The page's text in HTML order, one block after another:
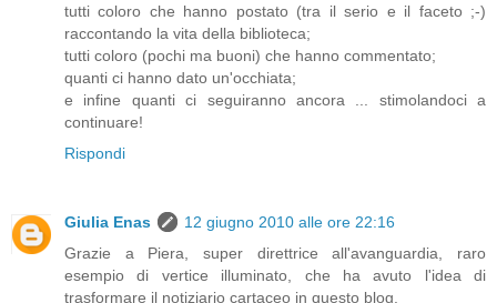
tutti coloro che hanno postato (tra il serio e il faceto ;-)
raccontando la vita della biblioteca;
tutti coloro (pochi ma buoni) che hanno commentato;
quanti ci hanno dato un'occhiata;
e infine quanti ci seguiranno ancora ... stimolandoci a
continuare!
Rispondi
Giulia Enas
12 giugno 2010 alle ore 22:16
Grazie a Piera, super direttrice all'avanguardia, raro
esempio di vertice illuminato, che ha avuto l'idea di
trasformare il notiziario cartaceo in questo blog.